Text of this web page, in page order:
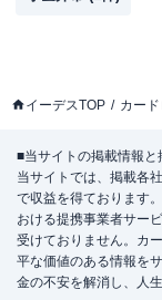
イーデスTOP カー
■当サイトの掲載情報
当サイトでは、掲載各
で収益を得ております
おける提携事業者サー
受けておりません。カ
平な価値のある情報を
金の不安を解消し、人